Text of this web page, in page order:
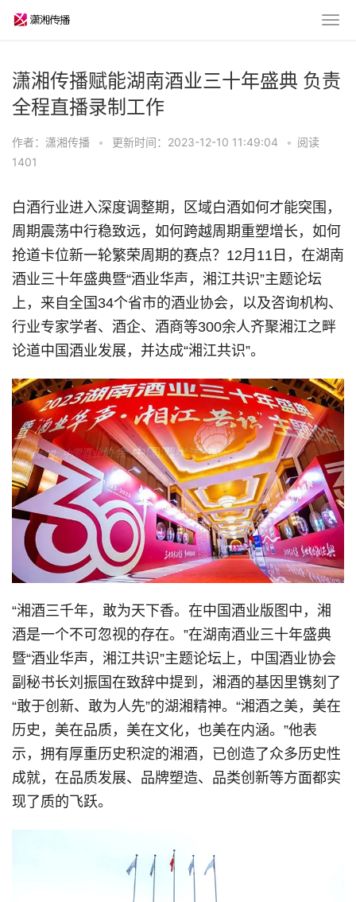
潇湘传播赋能湖南酒业三十年盛典 负责
全程直播录制工作
作者：潇湘传播 • 更新时间：2023-12-10 11:49:04 • 阅读
1401
白酒行业进入深度调整期，区域白酒如何才能突围，
周期震荡中行稳致远，如何跨越周期重塑增长，如何
抢道卡位新一轮繁荣周期的赛点？12月11日，在湖南
酒业三十年盛典暨“酒业华声，湘江共识”主题论坛
上，来自全国34个省市的酒业协会，以及咨询机构、
行业专家学者、酒企、酒商等300余人齐聚湘江之畔
论道中国酒业发展，并达成“湘江共识”。
“湘酒三千年，敢为天下香。在中国酒业版图中，湘
酒是一个不可忽视的存在。”在湖南酒业三十年盛典
暨“酒业华声，湘江共识”主题论坛上，中国酒业协会
副秘书长刘振国在致辞中提到，湘酒的基因里镌刻了
“敢于创新、敢为人先”的湖湘精神。“湘酒之美，美在
历史，美在品质，美在文化，也美在内涵。”他表
示，拥有厚重历史积淀的湘酒，已创造了众多历史性
成就，在品质发展、品牌塑造、品类创新等方面都实
现了质的飞跃。